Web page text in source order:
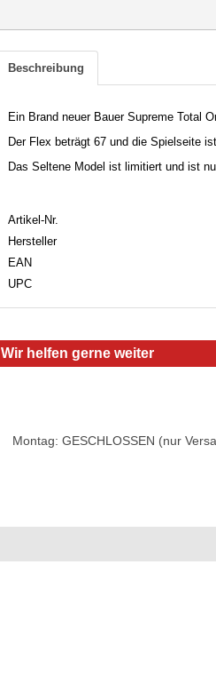
Beschreibung
Ein Brand neuer Bauer Supreme Total
Der Flex beträgt 67 und die Spielseite
Das Seltene Model ist limitiert und ist
Artikel-Nr.
Hersteller
EAN
UPC
Wir helfen gerne weiter
Montag: GESCHLOSSEN (nur